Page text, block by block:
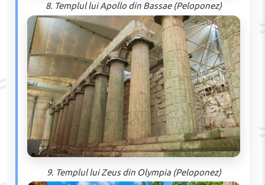
8. Templul lui Apollo din Bassae (Peloponez)
9. Templul lui Zeus din Olympia (Peloponez)